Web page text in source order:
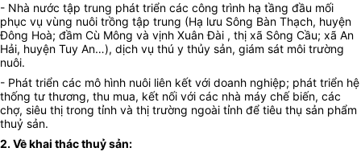
- Nhà nước tập trung phát triển các công trình hạ tầng đầu mối
phục vụ vùng nuôi trồng tập trung (Hạ lưu Sông Bàn Thạch, huyện
Đông Hoà; đầm Cù Mông và vịnh Xuân Đài , thị xã Sông Cầu; xã An
Hải, huyện Tuy An…), dịch vụ thú y thủy sản, giám sát môi trường
nuôi.
- Phát triển các mô hình nuôi liên kết với doanh nghiệp; phát triển hệ
thống tư thương, thu mua, kết nối với các nhà máy chế biến, các
chợ, siêu thị trong tỉnh và thị trường ngoài tỉnh để tiêu thụ sản phẩm
thuỷ sản.
2. Về khai thác thuỷ sản: